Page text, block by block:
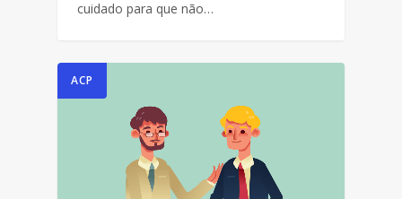
cuidado para que não…
ACP